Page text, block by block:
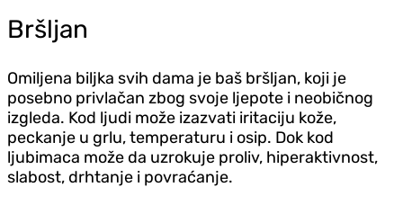
Bršljan
Omiljena biljka svih dama je baš bršljan, koji je
posebno privlačan zbog svoje ljepote i neobičnog
izgleda. Kod ljudi može izazvati iritaciju kože,
peckanje u grlu, temperaturu i osip. Dok kod
ljubimaca može da uzrokuje proliv, hiperaktivnost,
slabost, drhtanje i povraćanje.